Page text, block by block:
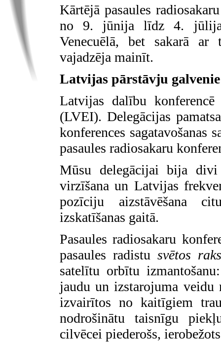
Kārtējā pasaules
no 9. jūnija līdz 4.
Venecuēlā, bet sakarā
vajadzēja mainīt.
Latvijas pārstāvju
Latvijas dalību konferencē
(LVEI). Delegācijas
konferences sagatavošanas
pasaules radiosakaru
Mūsu delegācijai bija
virzīšana un Latvijas
pozīciju aizstāvēšana
izskatīšanas gaitā.
Pasaules radiosakaru
pasaules radistusvētos
satelītu orbītu
jaudu un izstarojuma veidu
izvairītos no kaitīgiem
nodrošinātu taisnīgu
cilvēcei piederošs,